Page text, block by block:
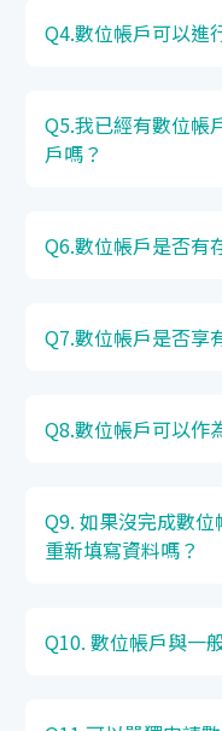
Q4.數位帳戶可以進
Q5.我已經有數位帳
戶嗎？
Q6.數位帳戶是否有
Q7.數位帳戶是否享
Q8.數位帳戶可以作
Q9. 如果沒完成數
重新填寫資料嗎？
Q10. 數位帳戶與一